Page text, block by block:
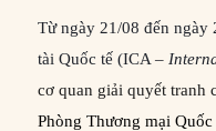
Từ ngày 21/08 đến ngày
tài Quốc tế (ICA –
cơ quan giải quyết tranh
Phòng Thương mại Quốc